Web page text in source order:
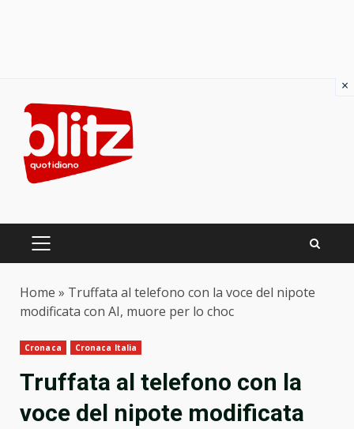
content
PRIMARY
Home » Truffata al telefono con la voce del nipote
modificata con AI, muore per lo choc
Cronaca Cronaca Italia
Truffata al telefono con la
voce del nipote modificata
×